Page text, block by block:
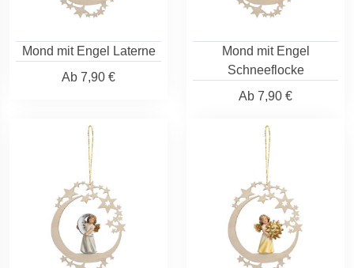
Mond mit Engel Laterne
Ab 7,90 €
Mond mit Engel
Schneeflocke
Ab 7,90 €